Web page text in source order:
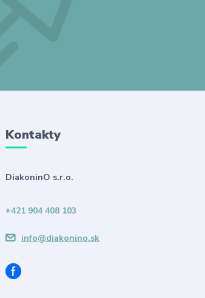
Kontakty
DiakoninO s.r.o.
+421 904 408 103
info@diakonino.sk